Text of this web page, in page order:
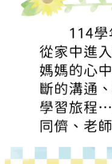
節慶文化活動
國小部
菁英課輔
菁英美語
數學領域
私中衝刺
寒夏令營
作息&餐點表
每日作息表
每月餐點表
每月行事曆
校園花絮
年度活動